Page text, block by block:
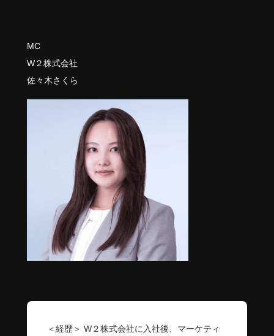
MC
W２株式会社
佐々木さくら
＜経歴＞ W２株式会社に入社後、マーケティ